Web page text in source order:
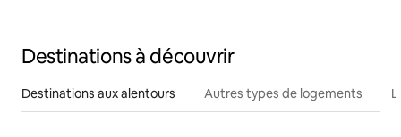
Destinations à découvrir
Destinations aux alentours Autres types de logements